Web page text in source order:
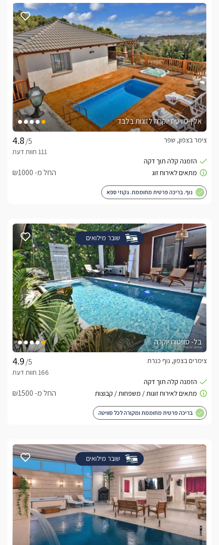
אלין-סוויטת יוקרה לזוגות בלבד
/5
צימר בצפון, שפר
החל מ- ₪1000
נוף. בריכה פרטית מחוממת. גקוזי ספא
שובר מילואים
בל- סוויטות יוקרה
/5
צימרים בצפון, נוף כנרת
החל מ- ₪1500
בריכה פרטית מחוממת ומקורה לכל סוויטה
שובר מילואים